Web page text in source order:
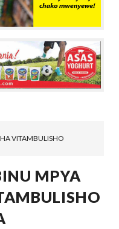
VITAMBULISHO
MPYA